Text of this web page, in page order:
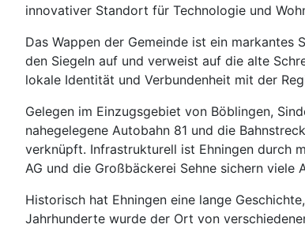
innovativer Standort für Technologie und
Das Wappen der Gemeinde ist ein
den Siegeln auf und verweist auf die alte
lokale Identität und Verbundenheit mit der
Gelegen im Einzugsgebiet von Böblingen,
nahegelegene Autobahn 81 und die
verknüpft. Infrastrukturell ist Ehningen durch
AG und die Großbäckerei Sehne sichern viele
Historisch hat Ehningen eine lange
Jahrhunderte wurde der Ort von